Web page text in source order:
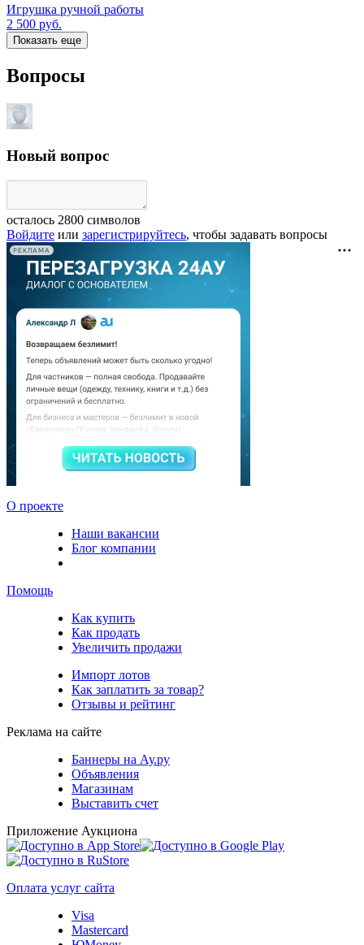
Игрушка ручной работы
2 500 руб.
Показать еще
Вопросы
Новый вопрос
осталось 2800 символов
Войдите или зарегистрируйтесь, чтобы задавать вопросы
РЕКЛАМА
О проекте
Наши вакансии
Блог компании
Помощь
Как купить
Как продать
Увеличить продажи
Импорт лотов
Как заплатить за товар?
Отзывы и рейтинг
Реклама на сайте
Баннеры на Ау.ру
Объявления
Магазинам
Выставить счет
Приложение Аукциона
Оплата услуг сайта
Visa
Mastercard